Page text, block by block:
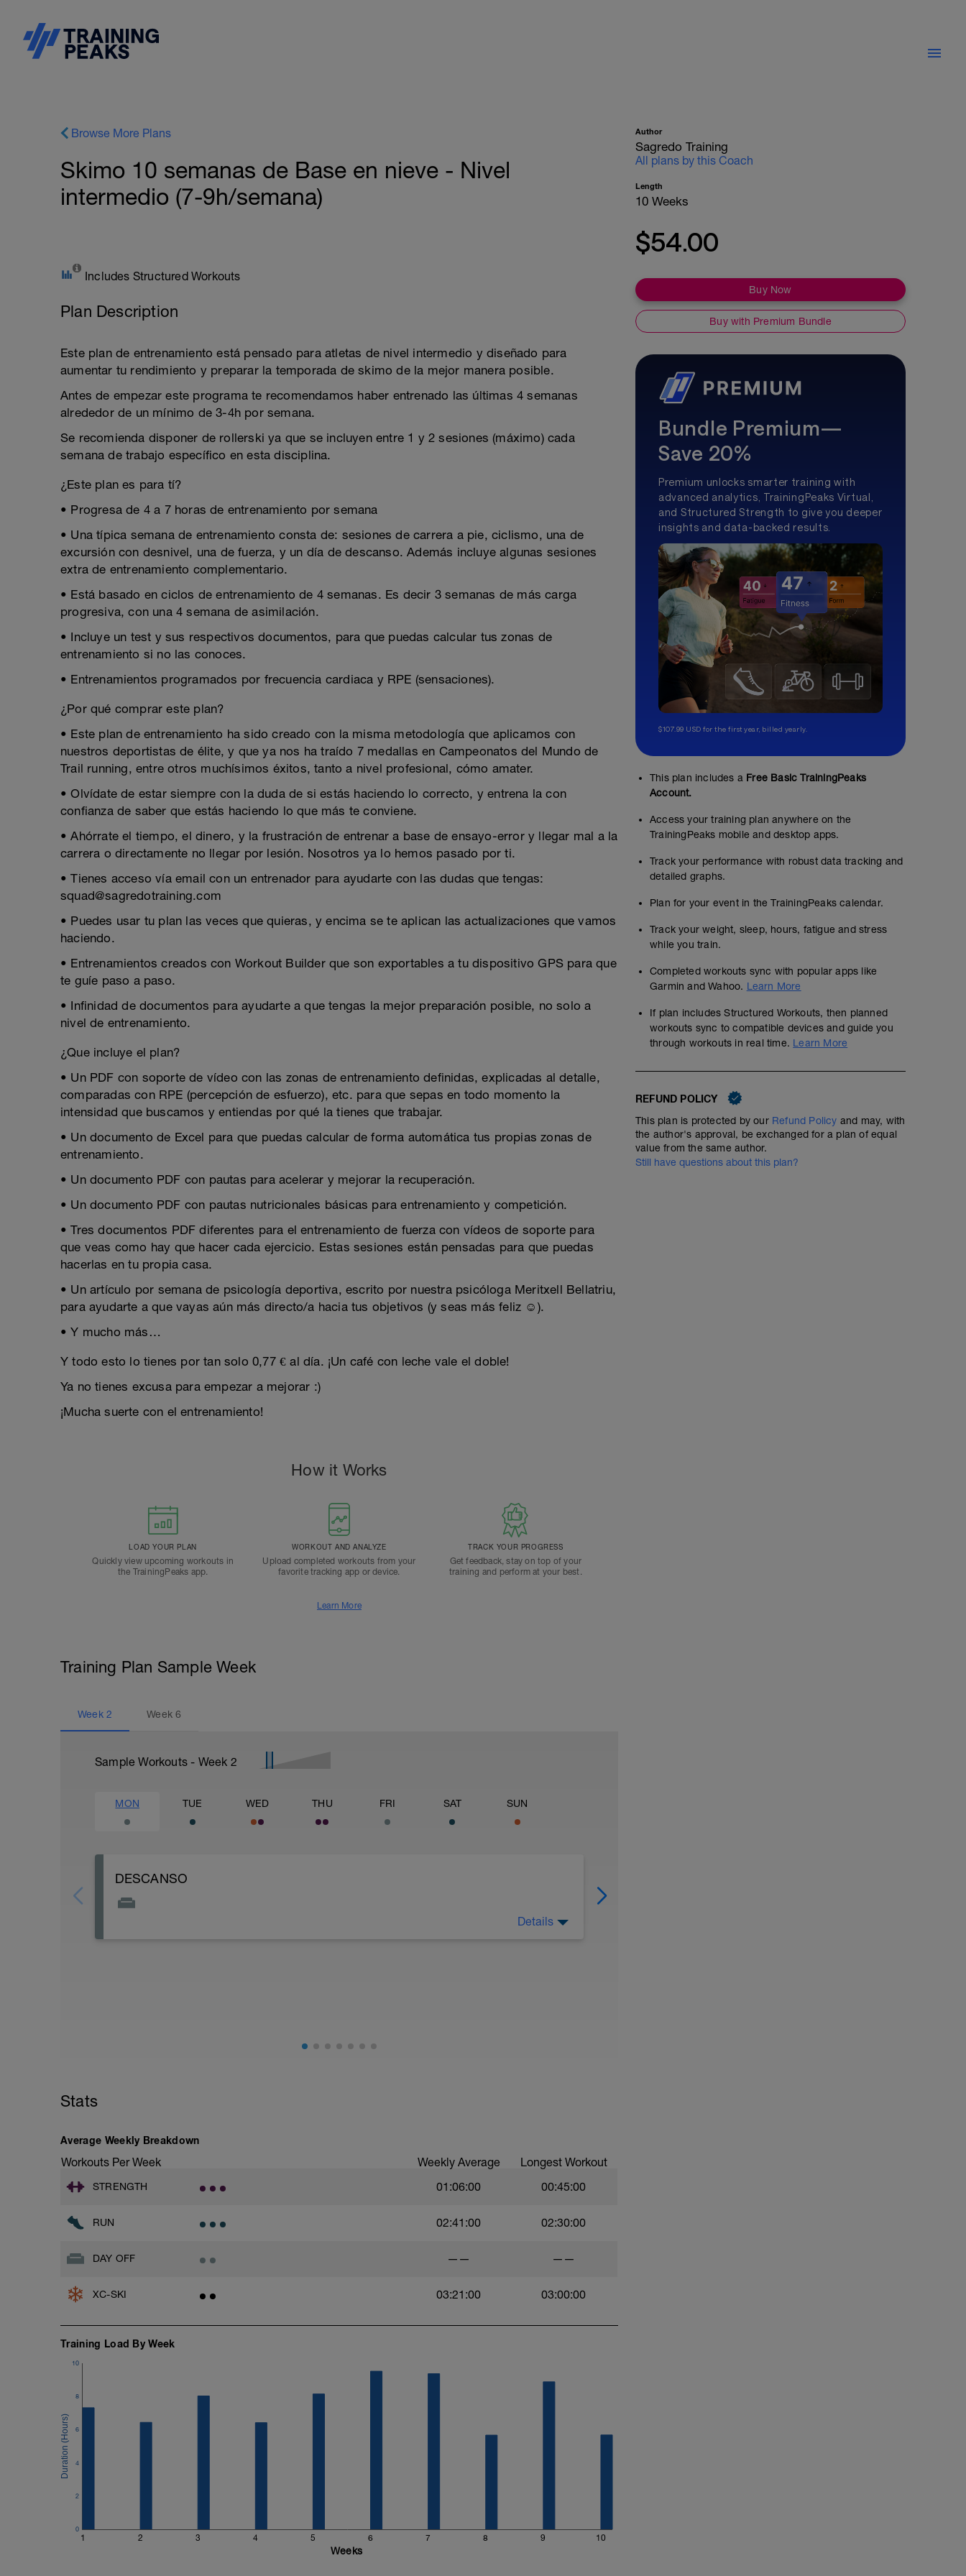
Browse More Plans
Skimo 10 semanas de Base en nieve - Nivel
intermedio (7-9h/semana)
Includes Structured Workouts
Plan Description
Este plan de entrenamiento está pensado para atletas de nivel intermedio y diseñado para
aumentar tu rendimiento y preparar la temporada de skimo de la mejor manera posible.
Antes de empezar este programa te recomendamos haber entrenado las últimas 4 semanas
alrededor de un mínimo de 3-4h por semana.
Se recomienda disponer de rollerski ya que se incluyen entre 1 y 2 sesiones (máximo) cada
semana de trabajo específico en esta disciplina.
¿Este plan es para tí?
• Progresa de 4 a 7 horas de entrenamiento por semana
• Una típica semana de entrenamiento consta de: sesiones de carrera a pie, ciclismo, una de
excursión con desnivel, una de fuerza, y un día de descanso. Además incluye algunas sesiones
extra de entrenamiento complementario.
• Está basado en ciclos de entrenamiento de 4 semanas. Es decir 3 semanas de más carga
progresiva, con una 4 semana de asimilación.
• Incluye un test y sus respectivos documentos, para que puedas calcular tus zonas de
entrenamiento si no las conoces.
• Entrenamientos programados por frecuencia cardiaca y RPE (sensaciones).
¿Por qué comprar este plan?
• Este plan de entrenamiento ha sido creado con la misma metodología que aplicamos con
nuestros deportistas de élite, y que ya nos ha traído 7 medallas en Campeonatos del Mundo de
Trail running, entre otros muchísimos éxitos, tanto a nivel profesional, cómo amater.
• Olvídate de estar siempre con la duda de si estás haciendo lo correcto, y entrena la con
confianza de saber que estás haciendo lo que más te conviene.
• Ahórrate el tiempo, el dinero, y la frustración de entrenar a base de ensayo-error y llegar mal a la
carrera o directamente no llegar por lesión. Nosotros ya lo hemos pasado por ti.
• Tienes acceso vía email con un entrenador para ayudarte con las dudas que tengas:
squad@sagredotraining.com
• Puedes usar tu plan las veces que quieras, y encima se te aplican las actualizaciones que vamos
haciendo.
• Entrenamientos creados con Workout Builder que son exportables a tu dispositivo GPS para que
te guíe paso a paso.
• Infinidad de documentos para ayudarte a que tengas la mejor preparación posible, no solo a
nivel de entrenamiento.
¿Que incluye el plan?
• Un PDF con soporte de vídeo con las zonas de entrenamiento definidas, explicadas al detalle,
comparadas con RPE (percepción de esfuerzo), etc. para que sepas en todo momento la
intensidad que buscamos y entiendas por qué la tienes que trabajar.
• Un documento de Excel para que puedas calcular de forma automática tus propias zonas de
entrenamiento.
• Un documento PDF con pautas para acelerar y mejorar la recuperación.
• Un documento PDF con pautas nutricionales básicas para entrenamiento y competición.
• Tres documentos PDF diferentes para el entrenamiento de fuerza con vídeos de soporte para
que veas como hay que hacer cada ejercicio. Estas sesiones están pensadas para que puedas
hacerlas en tu propia casa.
• Un artículo por semana de psicología deportiva, escrito por nuestra psicóloga Meritxell Bellatriu,
para ayudarte a que vayas aún más directo/a hacia tus objetivos (y seas más feliz ☺).
• Y mucho más…
Y todo esto lo tienes por tan solo 0,77 € al día. ¡Un café con leche vale el doble!
Ya no tienes excusa para empezar a mejorar :)
¡Mucha suerte con el entrenamiento!
How it Works
LOAD YOUR PLAN
Quickly view upcoming workouts in
the TrainingPeaks app.
WORKOUT AND ANALYZE
Upload completed workouts from your
favorite tracking app or device.
TRACK YOUR PROGRESS
Get feedback, stay on top of your
training and perform at your best.
Learn More
Training Plan Sample Week
Week 2 Week6
Sample Workouts - Week 2
MON TUE WED THU FRI SAT SUN
DESCANSO
Details
Stats
Average Weekly Breakdown
Workouts Per Week Weekly Average Longest Workout
STRENGTH 01:06:00 00:45:00
RUN 02:41:00 02:30:00
DAY OFF —— ——
XC-SKI 03:21:00 03:00:00
Training Load By Week
1 2 3 4 5 6 7 8 9 10
0
2
4
6
8
10
Weeks
Author
Sagredo Training
All plans by this Coach
Length
10 Weeks
$54.00
Buy Now
Buy with Premium Bundle
Bundle Premium—
Save 20%
Premium unlocks smarter training with
advanced analytics, TrainingPeaks Virtual,
and Structured Strength to give you deeper
insights and data-backed results.
$107.99 USD for the first year, billed yearly.
This plan includes a Free Basic TrainingPeaks
Account.
Access your training plan anywhere on the
TrainingPeaks mobile and desktop apps.
Track your performance with robust data tracking and
detailed graphs.
Plan for your event in the TrainingPeaks calendar.
Track your weight, sleep, hours, fatigue and stress
while you train.
Completed workouts sync with popular apps like
Garmin and Wahoo. Learn More
If plan includes Structured Workouts, then planned
workouts sync to compatible devices and guide you
through workouts in real time. Learn More
REFUND POLICY
This plan is protected by our Refund Policy and may, with
the author's approval, be exchanged for a plan of equal
value from the same author.
Still have questions about this plan?